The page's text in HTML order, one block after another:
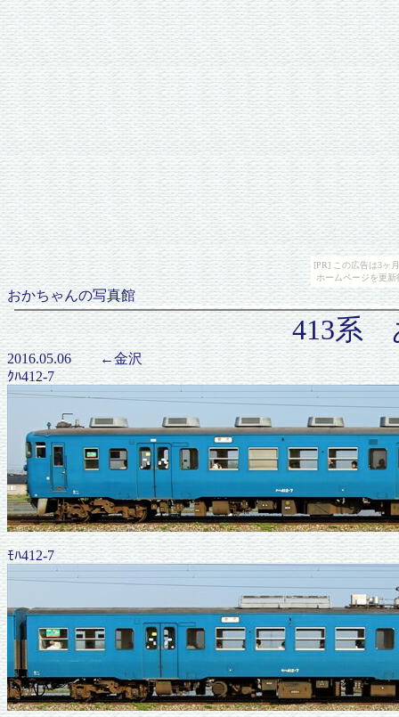
[PR] この広告は3ヶ
ホームページを更
おかちゃんの写真館
413系
2016.05.06 ←金沢
ｸﾊ412-7
ﾓﾊ412-7